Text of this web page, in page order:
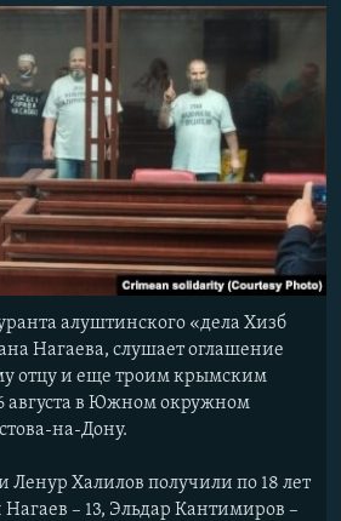
КРЫМА
алуштинского «дела Хизб
Нагаева, слушает оглашение
отцу и еще троим крымским
августа в Южном окружном
на-Дону.
Ленур Халилов получили по 18 лет
– 13, Эльдар Кантимиров –